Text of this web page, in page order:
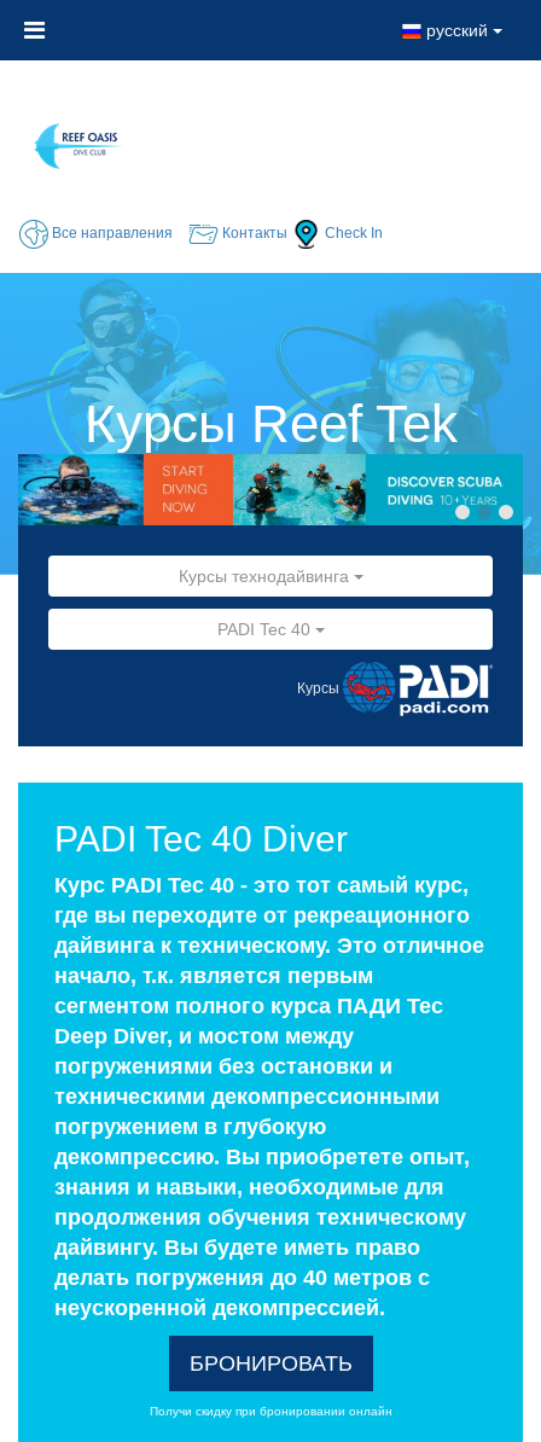
русский
Все направления Контакты Check In
Курсы Reef Tek
Курсы технодайвинга
PADI Tec 40
Курсы
PADI Tec 40 Diver
Курс PADI Tec 40 - это тот самый курс,
где вы переходите от рекреационного
дайвинга к техническому. Это отличное
начало, т.к. является первым
сегментом полного курса ПАДИ Tec
Deep Diver, и мостом между
погружениями без остановки и
техническими декомпрессионными
погружением в глубокую
декомпрессию. Вы приобретете опыт,
знания и навыки, необходимые для
продолжения обучения техническому
дайвингу. Вы будете иметь право
делать погружения до 40 метров с
неускоренной декомпрессией.
БРОНИРОВАТЬ
Получи скидку при бронировании онлайн